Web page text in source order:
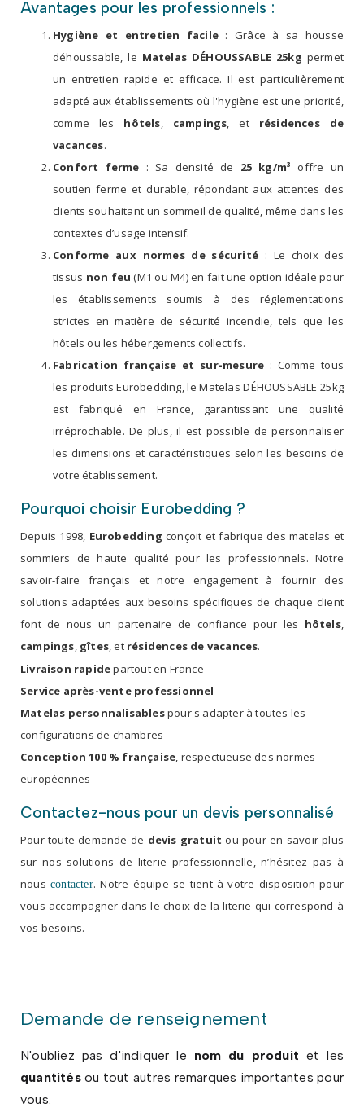
Avantages pour les professionnels :
Hygiène et entretien facile : Grâce à sa housse
déhoussable, le Matelas DÉHOUSSABLE 25kg permet
un entretien rapide et efficace. Il est particulièrement
adapté aux établissements où l'hygiène est une priorité,
comme les hôtels, campings, et résidences de
vacances.
Confort ferme : Sa densité de 25 kg/m³ offre un
soutien ferme et durable, répondant aux attentes des
clients souhaitant un sommeil de qualité, même dans les
contextes d’usage intensif.
Conforme aux normes de sécurité : Le choix des
tissus non feu (M1 ou M4) en fait une option idéale pour
les établissements soumis à des réglementations
strictes en matière de sécurité incendie, tels que les
hôtels ou les hébergements collectifs.
Fabrication française et sur-mesure : Comme tous
les produits Eurobedding, le Matelas DÉHOUSSABLE 25kg
est fabriqué en France, garantissant une qualité
irréprochable. De plus, il est possible de personnaliser
les dimensions et caractéristiques selon les besoins de
votre établissement.
Pourquoi choisir Eurobedding ?
Depuis 1998, Eurobedding conçoit et fabrique des matelas et
sommiers de haute qualité pour les professionnels. Notre
savoir-faire français et notre engagement à fournir des
solutions adaptées aux besoins spécifiques de chaque client
font de nous un partenaire de confiance pour les hôtels,
campings, gîtes, et résidences de vacances.
Livraison rapidepartout en France
Service après-vente professionnel
Matelas personnalisablespour s'adapter à toutes les
configurations de chambres
Conception 100 % française, respectueuse des normes
européennes
Contactez-nous pour un devis personnalisé
Pour toute demande de devis gratuit ou pour en savoir plus
sur nos solutions de literie professionnelle, n’hésitez pas à
nouscontacter. Notre équipe se tient à votre disposition pour
vous accompagner dans le choix de la literie qui correspond à
vos besoins.
Demande de renseignement
N'oubliez pas d'indiquer le nom du produit et les
quantitésou tout autres remarques importantes pour
vous.